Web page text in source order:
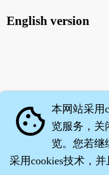
English version
cookie 本网站采用
览服务，关
览。您若继
采用cookies技术，